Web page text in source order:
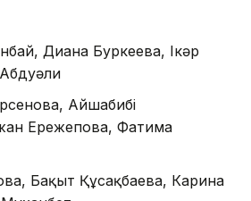
Диана Буркеева, Іңкәр
Айшабибі
Ережепова, Фатима
Бақыт Құсақбаева, Карина